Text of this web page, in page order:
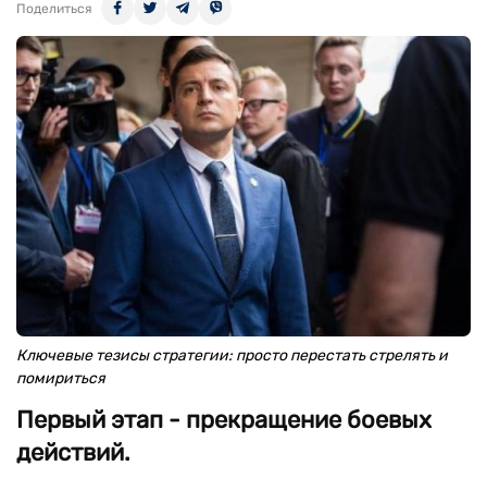
Поделиться
Ключевые тезисы стратегии: просто перестать стрелять и
помириться
Первый этап - прекращение боевых
действий.